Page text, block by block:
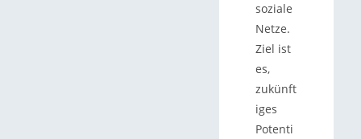
soziale
Netze.
Ziel ist
es,
zukünft
iges
Potenti